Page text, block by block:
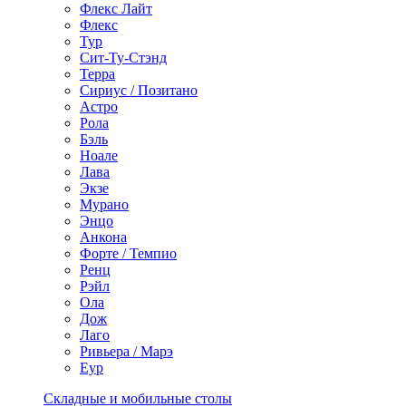
Флекс Лайт
Флекс
Тур
Сит-Ту-Стэнд
Терра
Сириус / Позитано
Астро
Рола
Бэль
Ноале
Лава
Экзе
Мурано
Энцо
Анкона
Форте / Темпио
Ренц
Рэйл
Ола
Дож
Лаго
Ривьера / Марэ
Еур
Складные и мобильные столы